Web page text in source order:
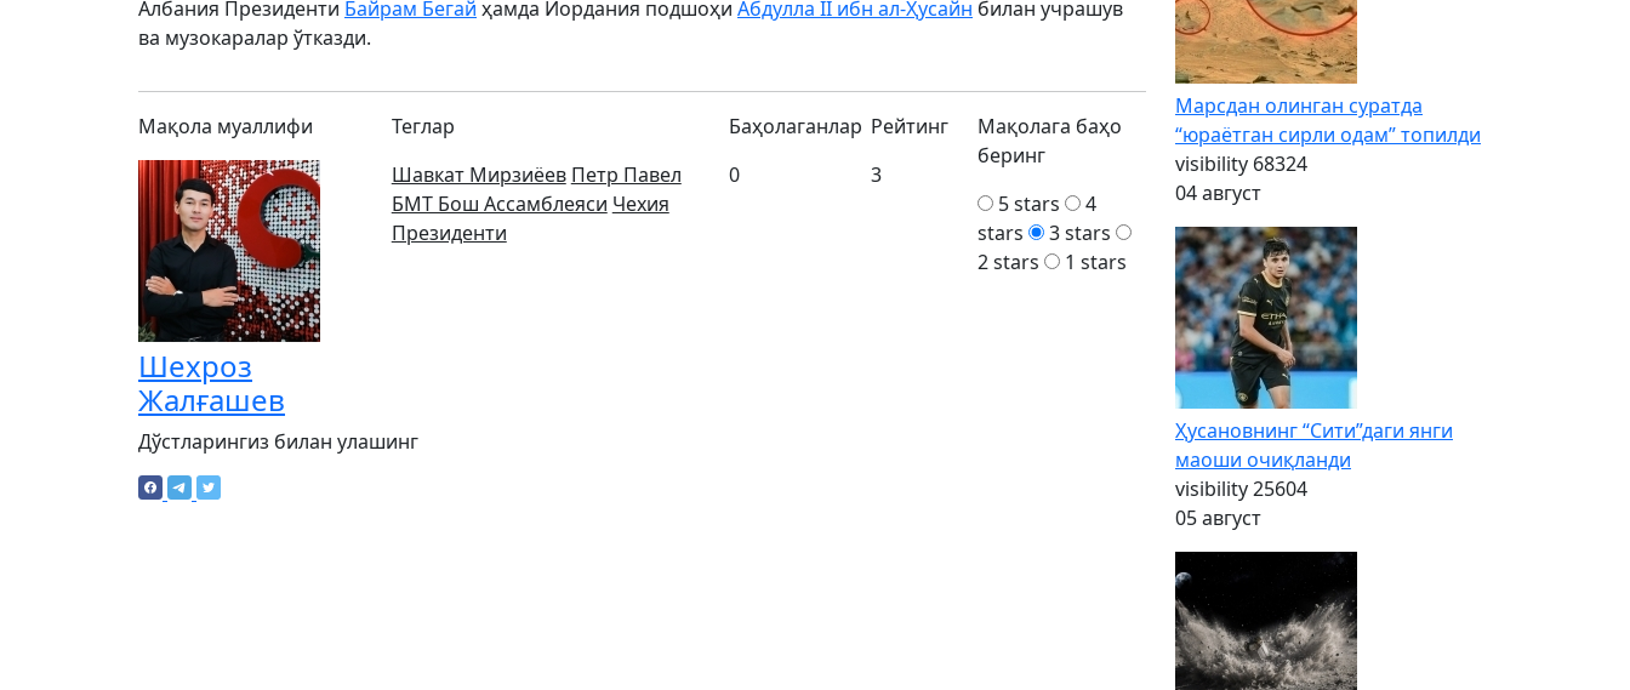
Албания Президенти Байрам Бегай ҳамда Иордания подшоҳи Абдулла II ибн ал-Ҳусайн билан учрашув
ва музокаралар ўтказди.
Мақола муаллифи
Шехроз
Жалғашев
Теглар
Шавкат Мирзиёев Петр Павел
БМТ Бош Ассамблеяси Чехия
Президенти
Баҳолаганлар
0
Рейтинг
3
Мақолага баҳо
беринг
5 stars
4
stars
3 stars
2 stars
1 stars
Дўстларингиз билан улашинг
Марсдан олинган суратда
“юраётган сирли одам” топилди
visibility 68324
04 август
Ҳусановнинг “Сити”даги янги
маоши очиқланди
visibility25604
05 август